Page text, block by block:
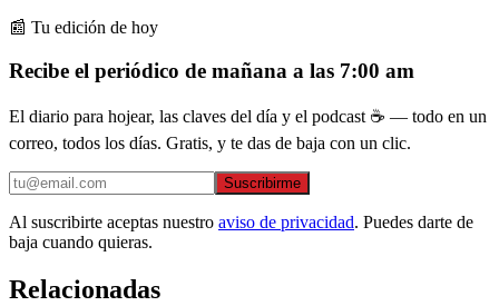
📰 Tu edición de hoy
Recibe el periódico de mañana a las 7:00 am
El diario para hojear, las claves del día y el podcast ☕ — todo en un
correo, todos los días. Gratis, y te das de baja con un clic.
Suscribirme
Al suscribirte aceptas nuestro aviso de privacidad. Puedes darte de
baja cuando quieras.
Relacionadas